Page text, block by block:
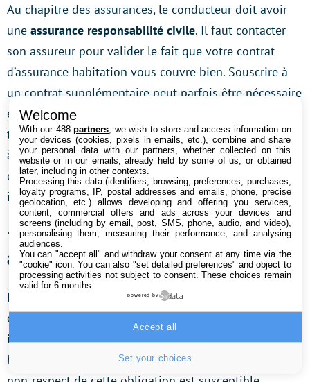
Au chapitre des assurances, le conducteur doit avoir
une assurance responsabilité civile. Il faut contacter
son assureur pour valider le fait que votre contrat
d’assurance habitation vous couvre bien. Souscrire à
un contrat supplémentaire peut parfois être nécessaire
et plus prudent surtout si vous utilisez votre
trottinette électrique quotidiennement. Enfin, souscrire
à un contrat spécial EDPM pour protéger son appareil
des vols ou de la casse est également une solution
intéressante.
⛑ Les équipements obligatoires
avec une trottinette électrique
Le port d’un équipement rétroréfléchissant
obligatoire pour circuler la nuit ou en cas de visibilité
insuffisante en journée. On pense évidemment au
brouillard ou à de fortes pluies. Théoriquement, le
Welcome
With our 488partners , we wish to store and access information on
your devices (cookies, pixels in emails, etc.), combine and share
your personal data with our partners, whether collected on this
website or in our emails, already held by some of us, or obtained
later, including in other contexts.
Processing this data (identifiers, browsing, preferences, purchases,
loyalty programs, IP, postal addresses and emails, phone, precise
geolocation, etc.) allows developing and offering you services,
content, commercial offers and ads across your devices and
screens (including by email, post, SMS, phone, audio, and video),
personalising them, measuring their performance, and analysing
audiences.
You can "accept all" and withdraw your consent at any time via the
"cookie" icon. You can also "set detailed preferences" and object to
processing activities not subject to consent. These choices remain
valid for 6 months.
powered by
Set your choices
Accept all